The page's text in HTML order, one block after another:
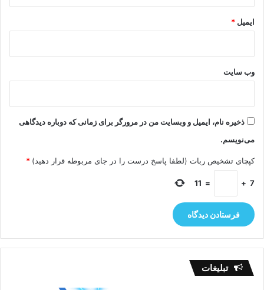
ایمیل *
وب‌ سایت
ذخیره نام، ایمیل و وبسایت من در مرورگر برای زمانی که دوباره دیدگاهی
می‌نویسم.
کپچای تشخیص ربات (لطفا پاسخ درست را در جای مربوطه قرار دهید) *
7
+
=
11
تبلیغات